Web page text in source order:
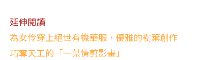
延伸閱讀
為女伶穿上絕世有機華服，優雅的樹葉創作
巧奪天工的「一葉情剪影畫」